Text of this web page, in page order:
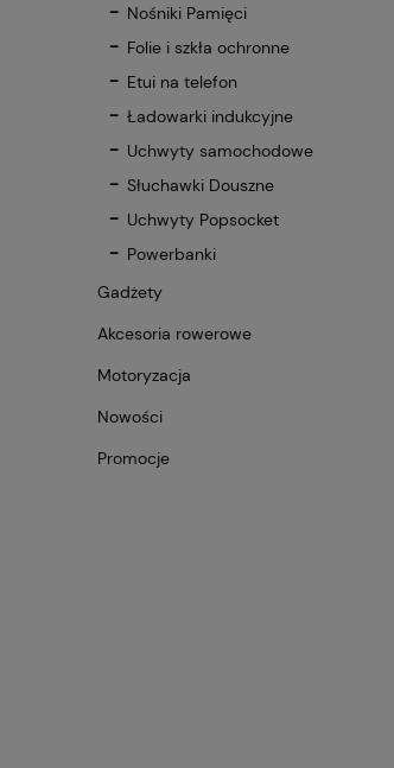
Nośniki Pamięci
Folie i szkła ochronne
Etui na telefon
Ładowarki indukcyjne
Uchwyty samochodowe
Słuchawki Douszne
Uchwyty Popsocket
Powerbanki
Gadżety
Akcesoria rowerowe
Motoryzacja
Nowości
Promocje